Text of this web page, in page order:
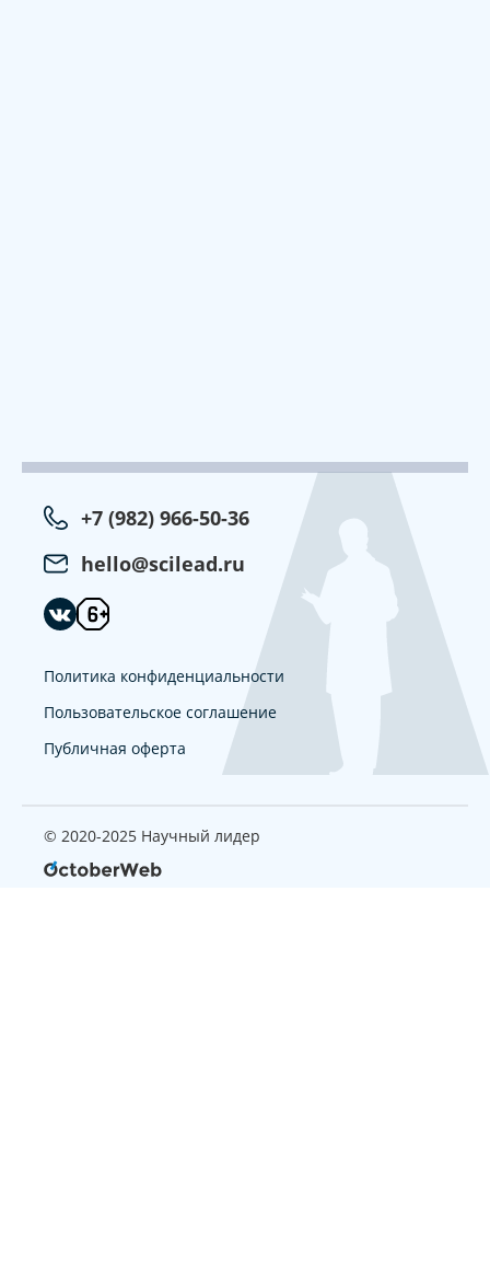
+7 (982) 966-50-36
hello@scilead.ru
Политика конфиденциальности
Пользовательское соглашение
Публичная оферта
© 2020-2025 Научный лидер